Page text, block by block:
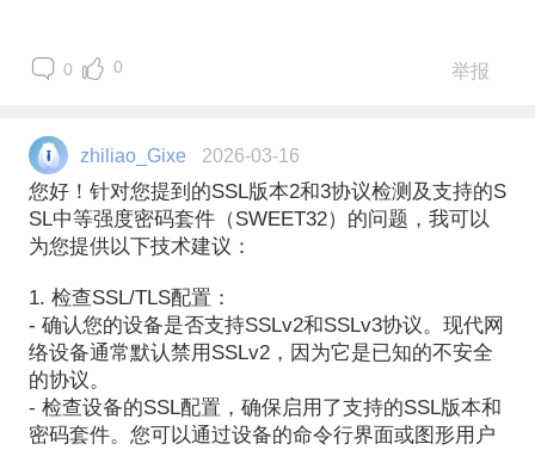
0 0 举报
zhiliao_Gixe 2026-03-16
您好！针对您提到的SSL版本2和3协议检测及支持的S
SL中等强度密码套件（SWEET32）的问题，我可以
为您提供以下技术建议：
1. 检查SSL/TLS配置：
- 确认您的设备是否支持SSLv2和SSLv3协议。现代网
络设备通常默认禁用SSLv2，因为它是已知的不安全
的协议。
- 检查设备的SSL配置，确保启用了支持的SSL版本和
密码套件。您可以通过设备的命令行界面或图形用户